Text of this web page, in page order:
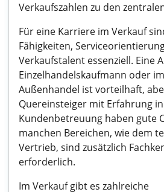
Verkaufszahlen zu den
Für eine Karriere im Verkauf
Fähigkeiten,
Verkaufstalent essenziell. Eine
Einzelhandelskaufmann oder
Außenhandel ist vorteilhaft,
Quereinsteiger mit Erfahrung
Kundenbetreuung haben gute
manchen Bereichen, wie dem
Vertrieb, sind zusätzlich
erforderlich.
Im Verkauf gibt es zahlreiche